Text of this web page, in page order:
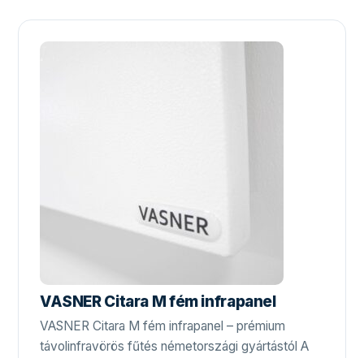
VASNER Citara M fém infrapanel
VASNER Citara M fém infrapanel – prémium
távolinfravörös fűtés németországi gyártástól A